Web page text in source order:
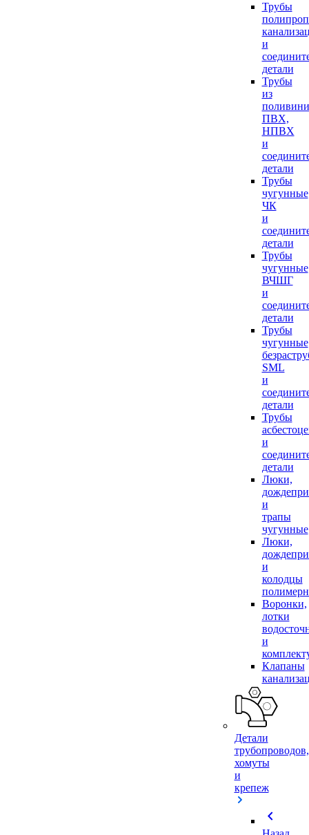
Трубы
и
детали
Трубы
из
ПВХ,
НПВХ
и
детали
Трубы
чугунные
ЧК
и
детали
Трубы
чугунные
ВЧШГ
и
детали
Трубы
чугунные
SML
и
детали
Трубы
и
детали
Люки,
и
трапы
чугунные
Люки,
и
колодцы
Воронки,
лотки
и
Клапаны
Детали
трубопроводов,
хомуты
и
крепеж
chevron_left